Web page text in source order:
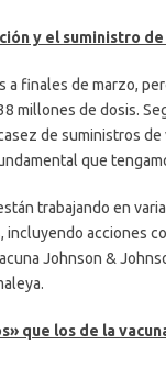
y el suministro de
finales de marzo,
millones de dosis.
de suministros
que
trabajando en
acciones
Johnson &
que los de la